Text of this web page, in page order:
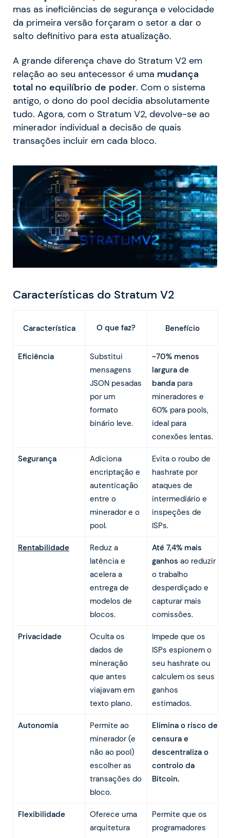
mas as ineficiências de segurança e velocidade
da primeira versão forçaram o setor a dar o
salto definitivo para esta atualização.
A grande diferença chave do Stratum V2 em
relação ao seu antecessor é uma mudança
total no equilíbrio de poder. Com o sistema
antigo, o dono do pool decidia absolutamente
tudo. Agora, com o Stratum V2, devolve-se ao
minerador individual a decisão de quais
transações incluir em cada bloco.
Características do Stratum V2
Característica O que faz? Benefício
Eficiência
Substitui
mensagens
JSON pesadas
por um
formato
binário leve.
~70% menos
largura de
bandapara
mineradores e
60% para pools,
ideal para
conexões lentas.
Segurança
Adiciona
encriptação e
autenticação
entre o
minerador e o
pool.
Evita o roubo de
hashrate por
ataques de
intermediário e
inspeções de
ISPs.
Rentabilidade
Reduz a
latência e
acelera a
entrega de
modelos de
blocos.
Até 7,4% mais
ganhos ao reduzir
o trabalho
desperdiçado e
capturar mais
comissões.
Privacidade
Oculta os
dados de
mineração
que antes
viajavam em
texto plano.
Impede que os
ISPs espionem o
seu hashrate ou
calculem os seus
ganhos
estimados.
Autonomia
Permite ao
minerador (e
não ao pool)
escolher as
transações do
bloco.
Elimina o risco de
censura e
descentraliza o
controlo da
Bitcoin.
Flexibilidade
Oferece uma
arquitetura
Permite que os
programadores